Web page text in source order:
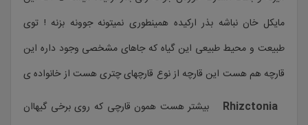
مایکل خان نباشه بذر ارکیده همینطوری نمیتونه جوونه بزنه ! توی
طبیعت و محیط طبیعی این گیاه که جاهای مشخصی وجود داره این
قارچه هم هست این قارچه از نوع قارچهای چتری هست از خانواده ی
Rhizctonia
بیشتر هست همون قارچی که روی برخی گیهاان